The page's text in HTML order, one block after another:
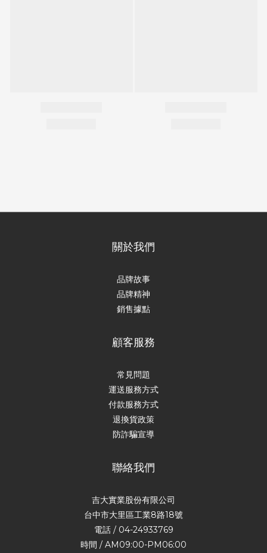
關於我們
品牌故事
品牌精神
銷售據點
顧客服務
常見問題
運送服務方式
付款服務方式
退換貨政策
防詐騙宣導
聯絡我們
吉大實業股份有限公司
台中市大里區工業8路18號
電話 / 04-24933769
時間 / AM09:00-PM06:00